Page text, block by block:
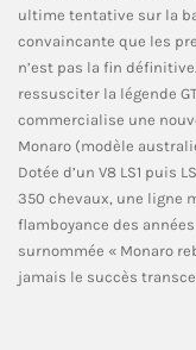
ultime tentative sur la
convaincante que les
n’est pas la fin
ressusciter la légende
commercialise une
Monaro (modèle
Dotée d’un V8 LS1 puis
350 chevaux, une ligne
flamboyance des
surnommée « Monaro
jamais le succès